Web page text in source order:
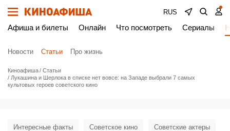
RUS
Афиша и билеты Онлайн Что посмотреть Сериалы
Новости Статьи Про жизнь
Киноафиша
Статьи
Лукашина и Шерлока в списке нет вовсе: на Западе выбрали 7 самых
культовых героев советского кино
Интересные факты Советское кино Советские актеры